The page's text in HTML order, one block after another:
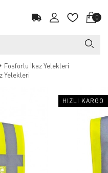
0
Fosforlu İkaz Yelekleri
Yelekleri
HIZLI KARGO